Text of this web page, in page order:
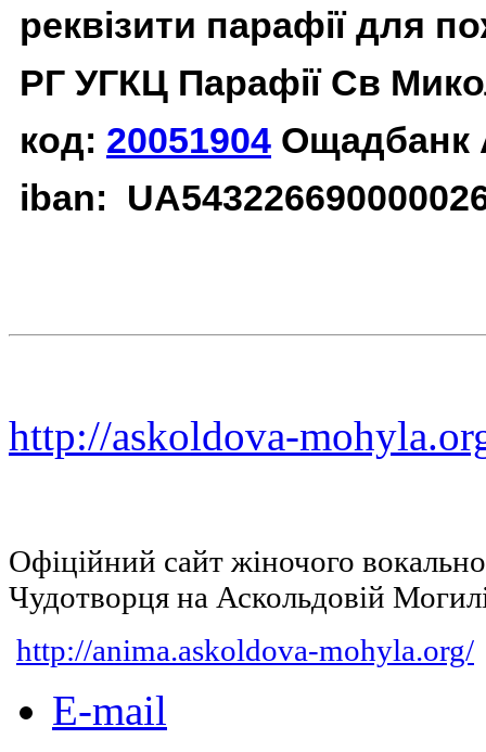
реквізити парафії для
РГ УГКЦ Парафії Св
код: 20051904 Ощадбанк
iban:
http://askoldova-
Офіційний сайт жіночого
Чудотворця на Аскольдовій
http://anima.askoldova-mohyla.org/
E-mail